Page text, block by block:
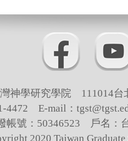
神學研究學院 111014台
4472 E-mail：
號：50346523 戶名：
2020 Taiwan